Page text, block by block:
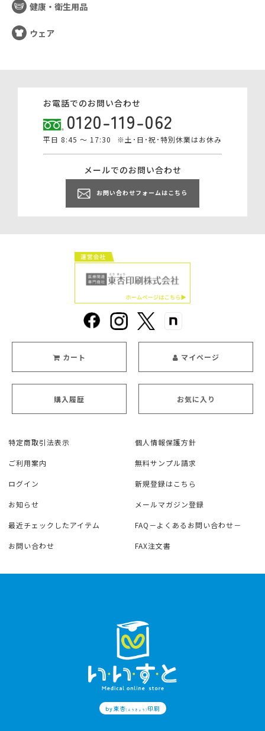
健康・衛生用品
ウェア
お電話でのお問い合わせ
0120-119-062
平日 8:45 ～ 17:30 ※土･日･祝･特別休業はお休み
メールでのお問い合わせ
お問い合わせフォームはこちら
カート マイページ
購入履歴 お気に入り
特定商取引法表示 個人情報保護方針
ご利用案内 無料サンプル請求
ログイン 新規登録はこちら
お知らせ メールマガジン登録
最近チェックしたアイテム FAQ－よくあるお問い合わせ－
お問い合わせ FAX注文書
by東杏(とうきょう) 印刷